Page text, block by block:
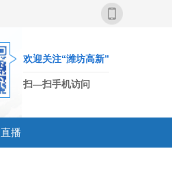
欢迎关注“潍坊高新”
扫—扫手机访问
直播